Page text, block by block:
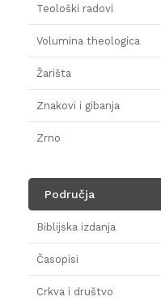
Teološki radovi
Volumina theologica
Žarišta
Znakovi i gibanja
Zrno
Područja
Biblijska izdanja
Časopisi
Crkva i društvo